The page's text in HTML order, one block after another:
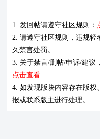
1. 发回帖请遵守社区规则：
2. 请遵守社区规则，违规轻
久禁言处罚。
3. 关于禁言/删帖/申诉/建议
点击查看
4. 如发现版块内容存在版
报或联系版主进行处理。